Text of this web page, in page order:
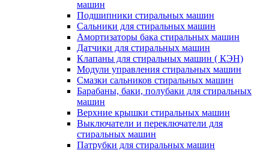
машин
Подшипники стиральных машин
Сальники для стиральных машин
Амортизаторы бака стиральных машин
Датчики для стиральных машин
Клапаны для стиральных машин ( КЭН)
Модули управления стиральных машин
Смазки сальников стиральных машин
Барабаны, баки, полубаки для стиральных
машин
Верхние крышки стиральных машин
Выключатели и переключатели для
стиральных машин
Патрубки для стиральных машин